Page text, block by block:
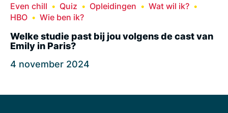
Even chill Quiz Opleidingen
Wat wil ik?
HBO
Wie ben ik?
Welke studie past bij jou volgens de cast van
Emily in Paris?
4 november 2024